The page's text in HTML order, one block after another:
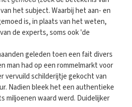
het subject. Waarbij het aan- en
is, in plaats van het weten,
de experts, soms ook 'de
geleden toen een fait divers
man had op een rommelmarkt voor
vervuild schilderijtje gekocht van
Nadien bleek het een authentieke
miljoenen waard werd. Duidelijker